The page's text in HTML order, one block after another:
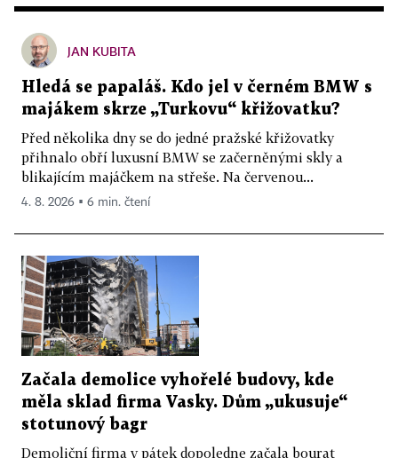
JAN KUBITA
Hledá se papaláš. Kdo jel v černém BMW s
majákem skrze „Turkovu“ křižovatku?
Před několika dny se do jedné pražské křižovatky
přihnalo obří luxusní BMW se začerněnými skly a
blikajícím majáčkem na střeše. Na červenou...
4. 8. 2026 ▪ 6 min. čtení
Začala demolice vyhořelé budovy, kde
měla sklad firma Vasky. Dům „ukusuje“
stotunový bagr
Demoliční firma v pátek dopoledne začala bourat